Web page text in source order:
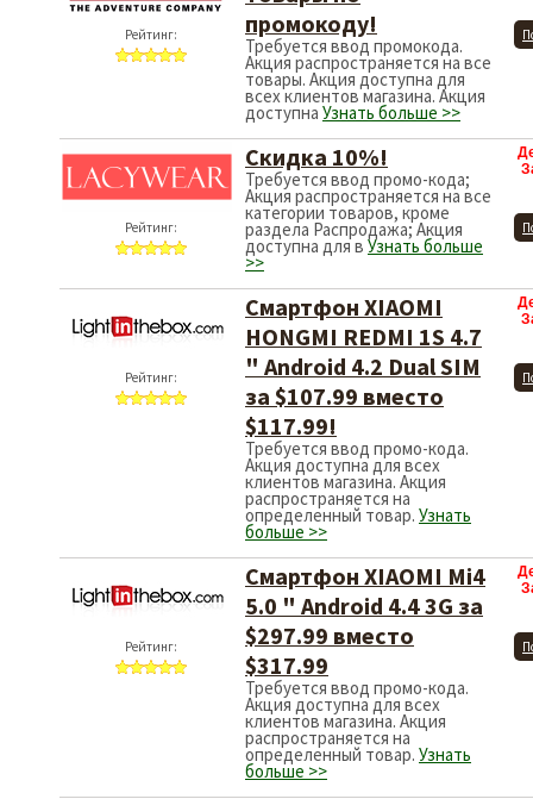
Рейтинг:
промокоду!
Требуется ввод промокода.
Акция распространяется на все
товары. Акция доступна для
всех клиентов магазина. Акция
доступна Узнать больше >>
Рейтинг:
Скидка 10%!
Требуется ввод промо-кода;
Акция распространяется на все
категории товаров, кроме
раздела Распродажа; Акция
доступна для в Узнать больше
>>
Рейтинг:
Смартфон XIAOMI
HONGMI REDMI 1S 4.7
" Android 4.2 Dual SIM
за $107.99 вместо
$117.99!
Требуется ввод промо-кода.
Акция доступна для всех
клиентов магазина. Акция
распространяется на
определенный товар. Узнать
больше >>
Рейтинг:
Смартфон XIAOMI Mi4
5.0 " Android 4.4 3G за
$297.99 вместо
$317.99
Требуется ввод промо-кода.
Акция доступна для всех
клиентов магазина. Акция
распространяется на
определенный товар. Узнать
больше >>